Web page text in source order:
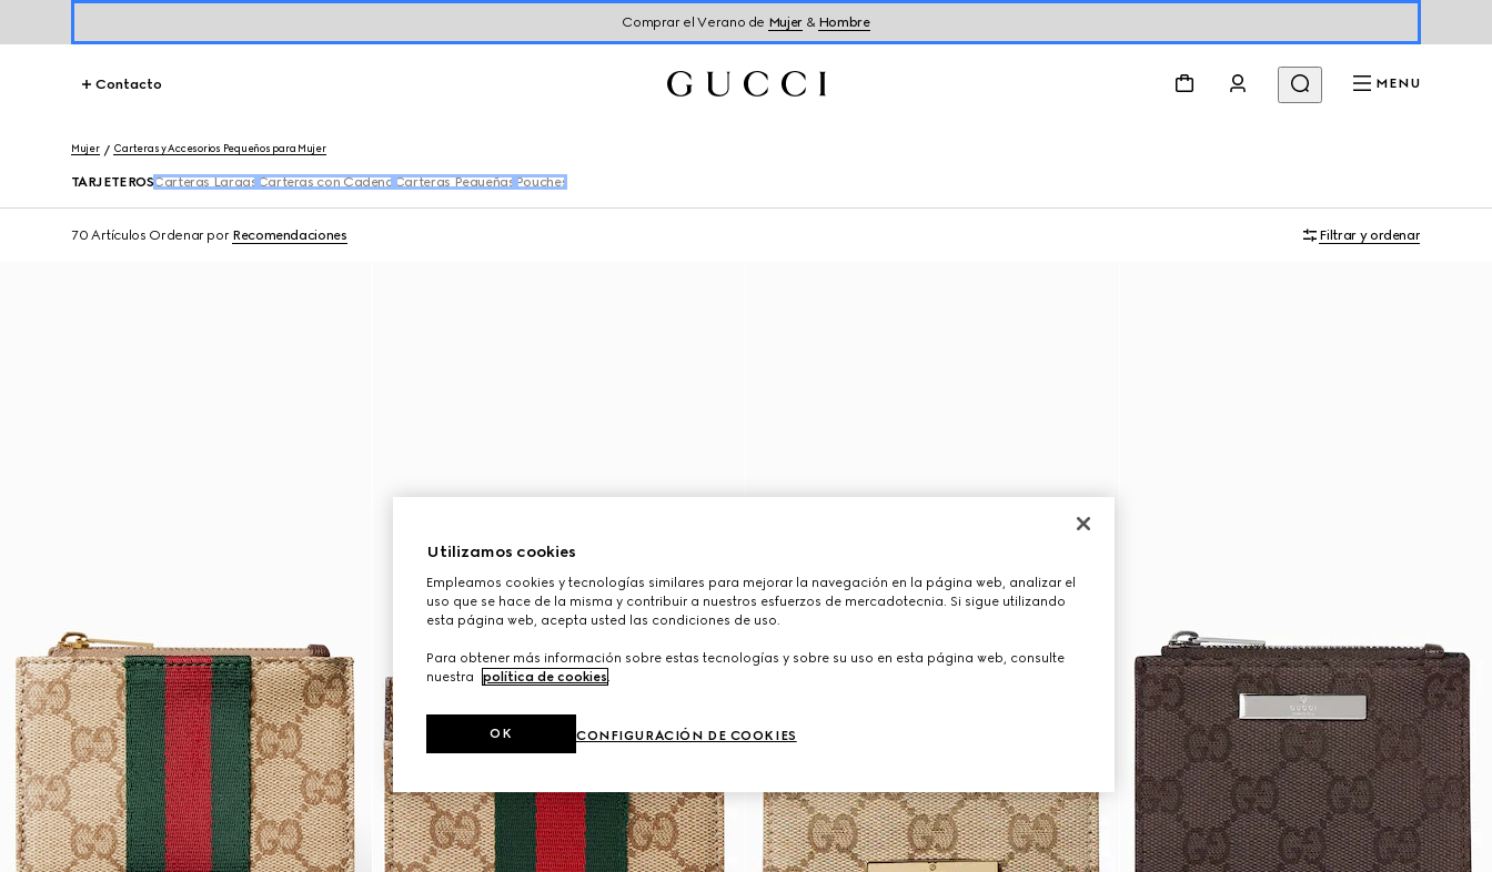
Comprar el Verano de Mujer& Hombre
Contacto MENU
Mujer Carteras y Accesorios Pequeños para Mujer
TARJETEROS Carteras Largas Carteras con Cadena Carteras Pequeñas Pouches
70 Artículos Ordenar por Recomendaciones Filtrar y ordenar
Utilizamos cookies
Empleamos cookies y tecnologías similares para mejorar la navegación en la página web, analizar el
uso que se hace de la misma y contribuir a nuestros esfuerzos de mercadotecnia. Si sigue utilizando
esta página web, acepta usted las condiciones de uso.
Para obtener más información sobre estas tecnologías y sobre su uso en esta página web, consulte
nuestra
política de cookies.
CONFIGURACIÓN DE COOKIES
OK